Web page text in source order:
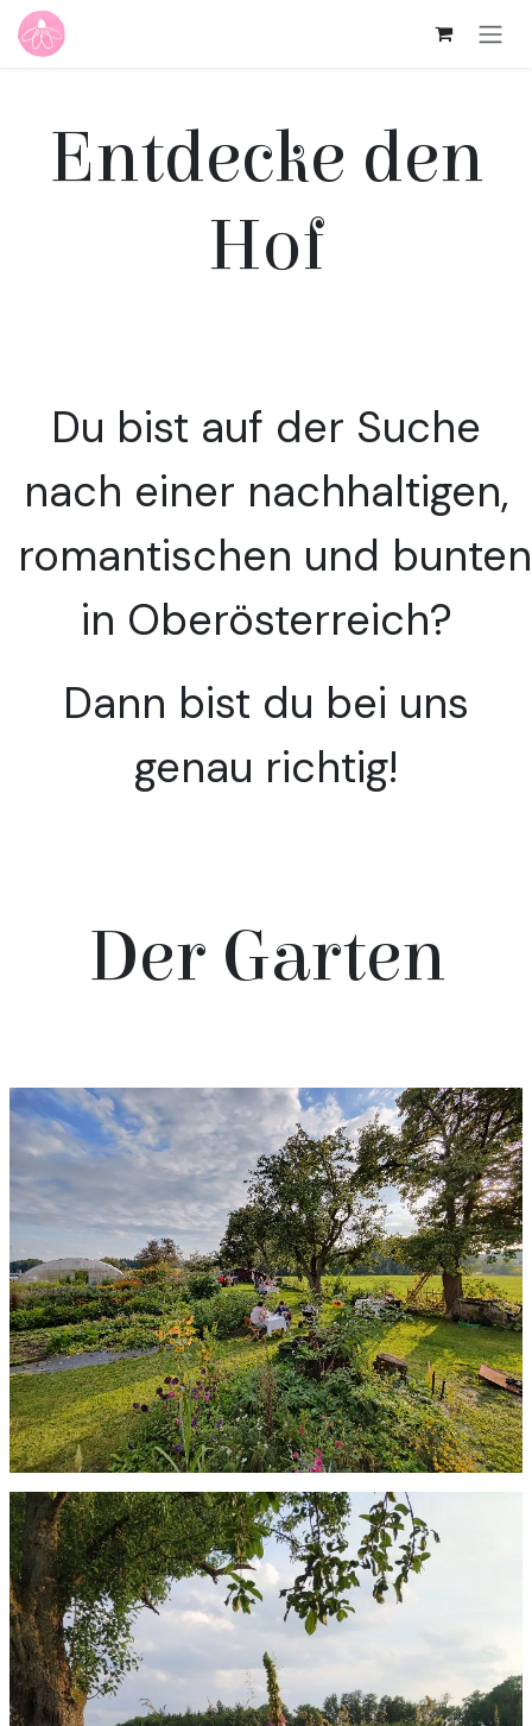
Zum Inhalt springen
Entdecke den
Hof
Du bist auf der Suche
nach einer nachhaltigen,
romantischen und
in Oberösterreich?
Dann bist du bei uns
genau richtig!
Der Garten